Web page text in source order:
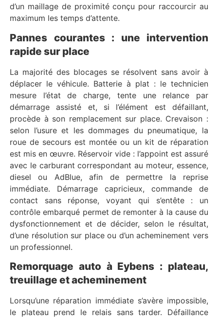
d’un maillage de proximité conçu pour raccourcir au
maximum les temps d’attente.
Pannes courantes : une intervention
rapide sur place
La majorité des blocages se résolvent sans avoir à
déplacer le véhicule. Batterie à plat : le technicien
mesure l’état de charge, tente une relance par
démarrage assisté et, si l’élément est défaillant,
procède à son remplacement sur place. Crevaison :
selon l’usure et les dommages du pneumatique, la
roue de secours est montée ou un kit de réparation
est mis en œuvre. Réservoir vide : l’appoint est assuré
avec le carburant correspondant au moteur, essence,
diesel ou AdBlue, afin de permettre la reprise
immédiate. Démarrage capricieux, commande de
contact sans réponse, voyant qui s’entête : un
contrôle embarqué permet de remonter à la cause du
dysfonctionnement et de décider, selon le résultat,
d’une résolution sur place ou d’un acheminement vers
un professionnel.
Remorquage auto à Eybens : plateau,
treuillage et acheminement
Lorsqu’une réparation immédiate s’avère impossible,
le plateau prend le relais sans tarder. Défaillance